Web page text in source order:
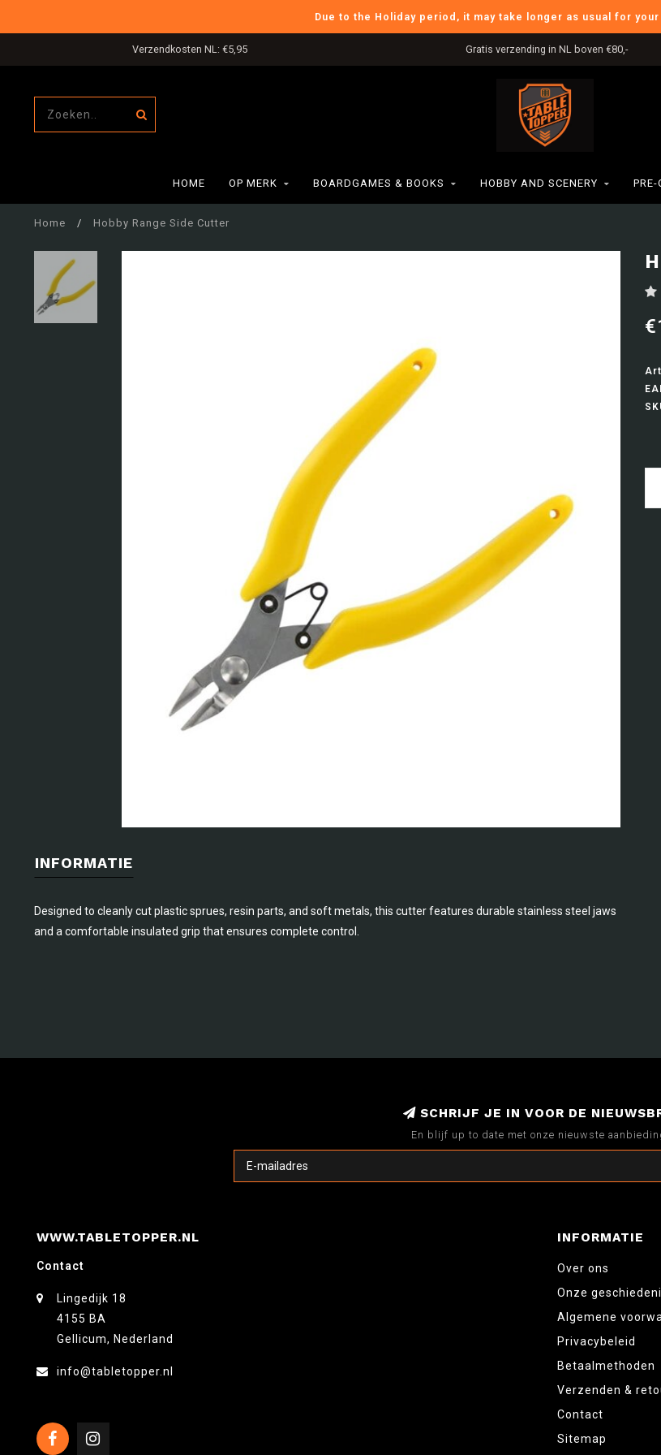
Due to the Holiday period, it may take longer as usual for
Verzendkosten NL: €5,95 Gratis verzending in NL boven €80,-
HOME OP MERK BOARDGAMES & BOOKS HOBBY AND SCENERY PRE-
Home / Hobby Range Side Cutter
INFORMATIE
Designed to cleanly cut plastic sprues, resin parts, and soft metals, this cutter features durable stainless steel jaws
and a comfortable insulated grip that ensures complete control.
SCHRIJF JE IN VOOR DE
En blijf up to date met onze nieuwste
WWW.TABLETOPPER.NL
Contact
Lingedijk 18
4155 BA
Gellicum, Nederland
info@tabletopper.nl
INFORMATIE
Over ons
Onze
Algemene
Privacybeleid
Betaalmethoden
Verzenden &
Contact
Sitemap